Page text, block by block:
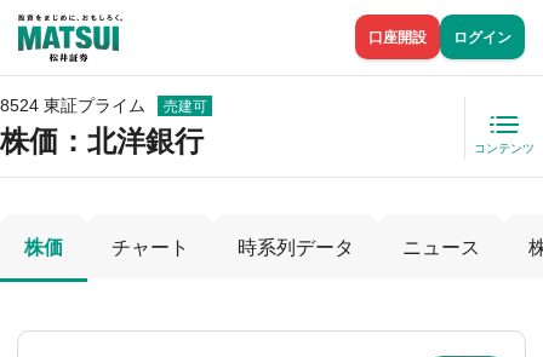
口座開設 ログイン
8524 東証プライム 売建可
株価 ：北洋銀行 コンテンツ
株価 チャート 時系列データ ニュース